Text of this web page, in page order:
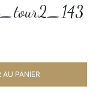
PANIER